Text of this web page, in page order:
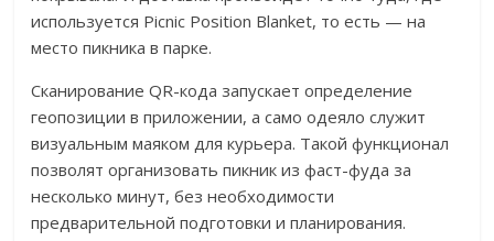
используется Picnic Position Blanket, то есть — на
место пикника в парке.
Сканирование QR-кода запускает определение
геопозиции в приложении, а само одеяло служит
визуальным маяком для курьера. Такой функционал
позволят организовать пикник из фаст-фуда за
несколько минут, без необходимости
предварительной подготовки и планирования.